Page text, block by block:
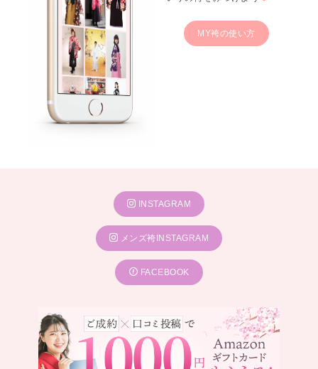
MY袴の使い方
INSTAGRAM
メンズ袴INSTAGRAM
FACEBOOK